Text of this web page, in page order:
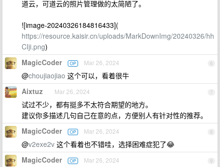
道云，可道云的照片管理做的太简陋了。
![image-20240326184816433](
https://resource.kaisir.cn/uploads/MarkDownImg/20240326/hh
CIji.png)
6
MagicCoder OP Mar 26, 2024
@choujiaojiao 这个可以，看着很牛
7
Aixtuz Mar 26, 2024
试过不少，都有挺多不太符合期望的地方。
建议你多描述几句自己在意的点，方便别人有针对性的推荐。
8
MagicCoder OP Mar 26, 2024
@v2exe2v 这个看着也不错哇，选择困难症犯了😂
9
MagicCoder OP Mar 26, 2024